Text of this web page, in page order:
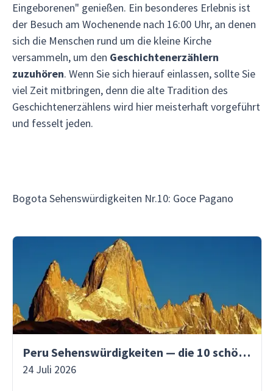
Eingeborenen" genießen. Ein besonderes Erlebnis ist
der Besuch am Wochenende nach 16:00 Uhr, an denen
sich die Menschen rund um die kleine Kirche
versammeln, um den Geschichtenerzählern
zuzuhören. Wenn Sie sich hierauf einlassen, sollte Sie
viel Zeit mitbringen, denn die alte Tradition des
Geschichtenerzählens wird hier meisterhaft vorgeführt
und fesselt jeden.
Bogota Sehenswürdigkeiten Nr.10: Goce Pagano
Peru Sehenswürdigkeiten — die 10 schönsten Orte
24 Juli 2026